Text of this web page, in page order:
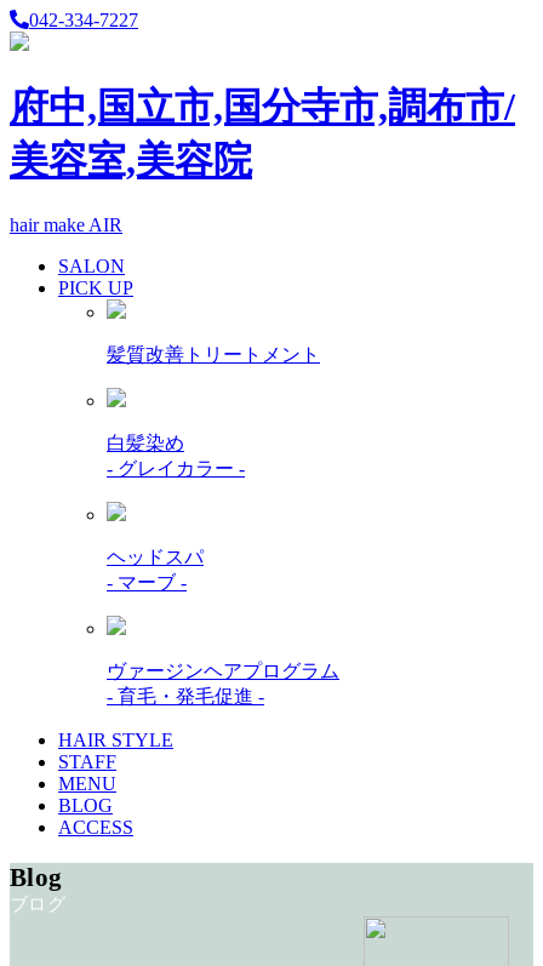
042-334-7227
府中,国立市,国分寺市,調布市/
美容室,美容院
hair make AIR
SALON
PICK UP
髪質改善トリートメント
白髪染め
- グレイカラー -
ヘッドスパ
- マーブ -
ヴァージンヘアプログラム
- 育毛・発毛促進 -
HAIR STYLE
STAFF
MENU
BLOG
ACCESS
Blog
ブログ